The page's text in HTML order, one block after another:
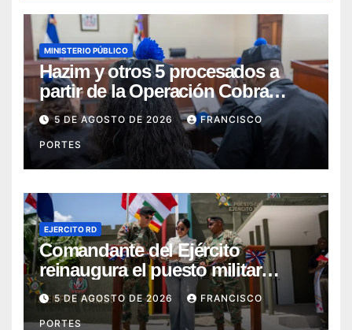
MINISTERIO PÚBLICO
Hazim y otros 5 procesados a
partir de la Operación Cobra
continuarán en prisión
5 DE AGOSTO DE 2026 FRANCISCO
PORTES
EJERCITO RD
Comandante del Ejército
reinaugura el puesto militar
Aniceto Martínez tras su
remodelación en Hondo Valle
5 DE AGOSTO DE 2026 FRANCISCO
PORTES